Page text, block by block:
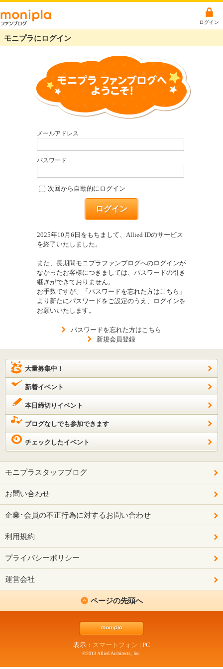
ログイン
モニプラにログイン
メールアドレス
パスワード
次回から自動的にログイン
ログイン
2025年10月6日をもちまして、Allied IDのサービス
を終了いたしました。
また、長期間モニプラファンブログへのログインが
なかったお客様につきましては、パスワードの引き
継ぎができておりません。
お手数ですが、「パスワードを忘れた方はこちら」
より新たにパスワードをご設定のうえ、ログインを
お願いいたします。
パスワードを忘れた方はこちら
新規会員登録
大量募集中！
新着イベント
本日締切りイベント
ブログなしでも参加できます
チェックしたイベント
モニプラスタッフブログ
お問い合わせ
企業･会員の不正行為に対するお問い合わせ
利用規約
プライバシーポリシー
運営会社
ページの先頭へ
表示： スマートフォン | PC
©2013 Allied Architects, Inc.